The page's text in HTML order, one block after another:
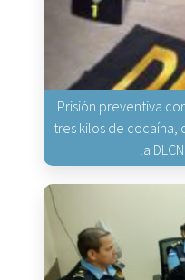
Prisión preventiva
tres kilos de cocaína,
la